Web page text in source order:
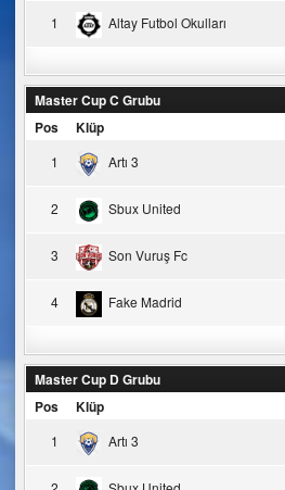
1 Altay Futbol Okulları
Master Cup C Grubu
Pos
Klüp
1 Artı 3
2 Sbux United
3 Son Vuruş Fc
4 Fake Madrid
Master Cup D Grubu
Pos
Klüp
1 Artı 3